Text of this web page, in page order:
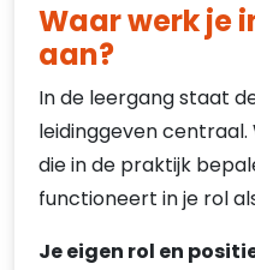
Waar werk je
aan?
In de leergang staat
leidinggeven centraal.
die in de praktijk
functioneert in je rol
Je eigen rol en